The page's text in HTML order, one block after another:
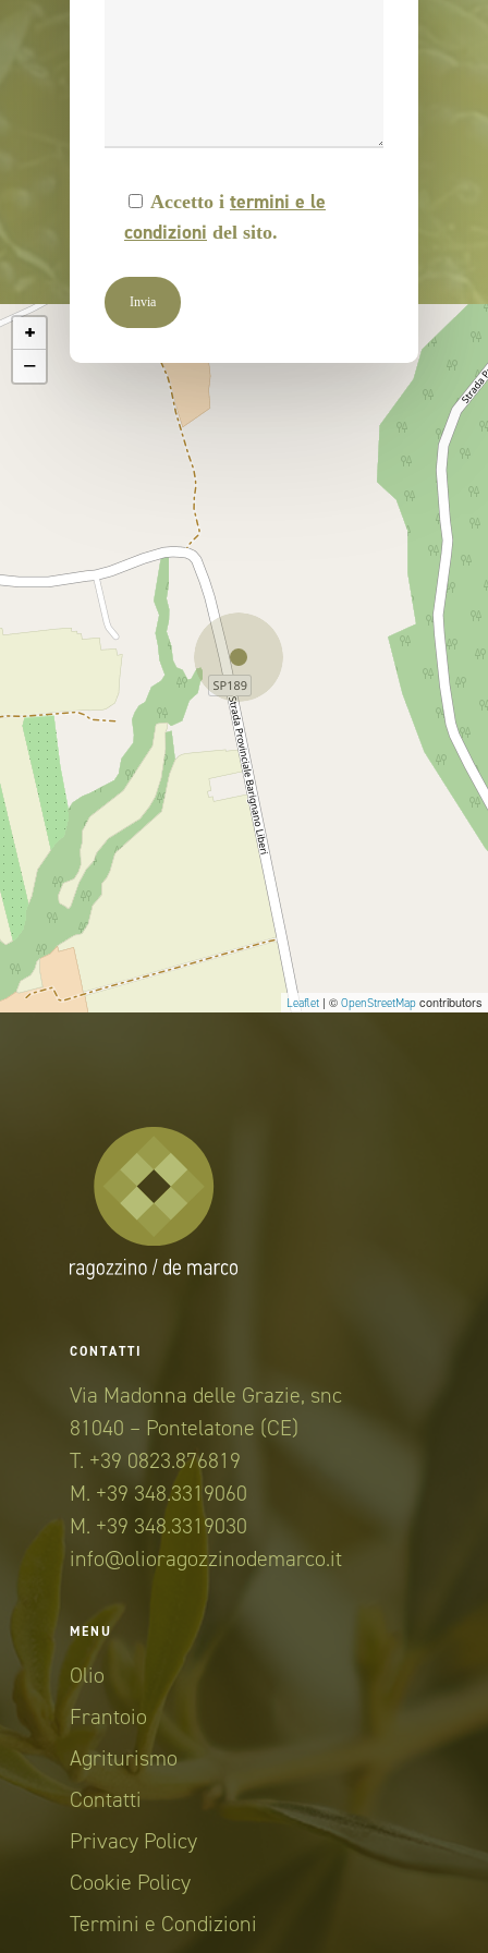
Accetto i termini e le
condizioni del sito.
+
−
Leaflet | © OpenStreetMap contributors
CONTATTI
Via Madonna delle Grazie, snc
81040 – Pontelatone (CE)
T. +39 0823.876819
M. +39 348.3319060
M. +39 348.3319030
info@olioragozzinodemarco.it
MENU
Olio
Frantoio
Agriturismo
Contatti
Privacy Policy
Cookie Policy
Termini e Condizioni